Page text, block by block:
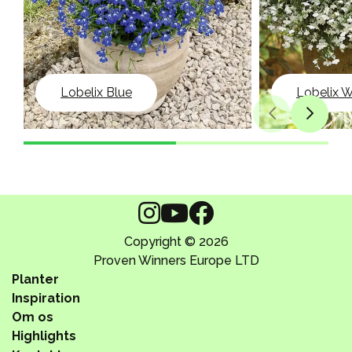
Lobelix Blue Lobelix
Copyright © 2026
Proven Winners Europe LTD
Planter
Inspiration
Om os
Highlights